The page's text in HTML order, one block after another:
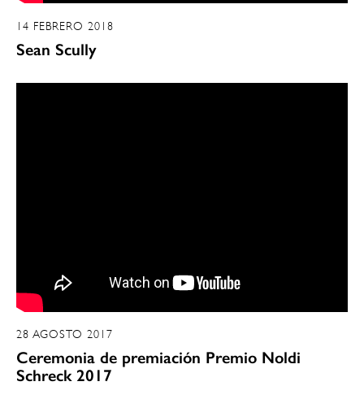
14 FEBRERO 2018
Sean Scully
28 AGOSTO 2017
Ceremonia de premiación Premio Noldi
Schreck 2017